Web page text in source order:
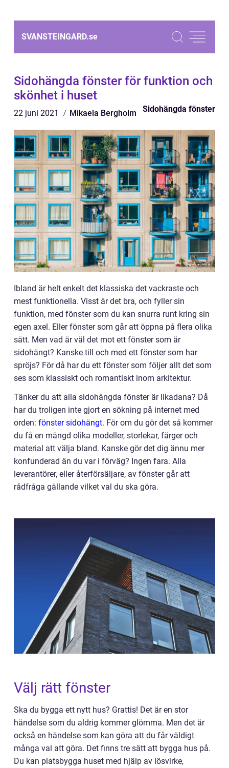
SVANSTEINGARD.se
Sidohängda fönster för funktion och
skönhet i huset
22 juni 2021 Mikaela Bergholm Sidohängda fönster
Ibland är helt enkelt det klassiska det vackraste och
mest funktionella. Visst är det bra, och fyller sin
funktion, med fönster som du kan snurra runt kring sin
egen axel. Eller fönster som går att öppna på flera olika
sätt. Men vad är väl det mot ett fönster som är
sidohängt? Kanske till och med ett fönster som har
spröjs? För då har du ett fönster som följer allt det som
ses som klassiskt och romantiskt inom arkitektur.
Tänker du att alla sidohängda fönster är likadana? Då
har du troligen inte gjort en sökning på internet med
orden: fönster sidohängt. För om du gör det så kommer
du få en mängd olika modeller, storlekar, färger och
material att välja bland. Kanske gör det dig ännu mer
konfunderad än du var i förväg? Ingen fara. Alla
leverantörer, eller återförsäljare, av fönster går att
rådfråga gällande vilket val du ska göra.
Välj rätt fönster
Ska du bygga ett nytt hus? Grattis! Det är en stor
händelse som du aldrig kommer glömma. Men det är
också en händelse som kan göra att du får väldigt
många val att göra. Det finns tre sätt att bygga hus på.
Du kan platsbygga huset med hjälp av lösvirke,